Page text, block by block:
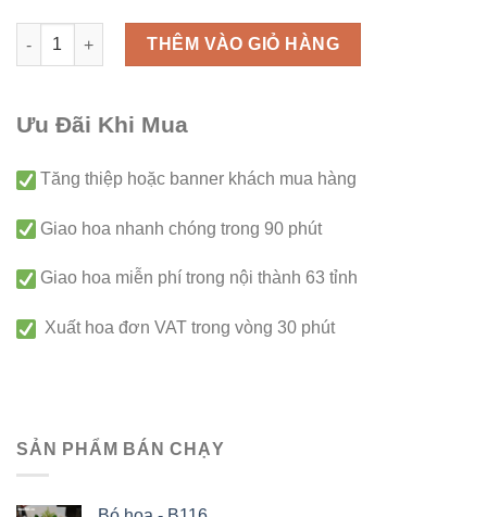
Bó hoa - G214 số lượng
THÊM VÀO GIỎ HÀNG
Ưu Đãi Khi Mua
Tăng thiệp hoặc banner khách mua hàng
Giao hoa nhanh chóng trong 90 phút
Giao hoa miễn phí trong nội thành 63 tỉnh
Xuất hoa đơn VAT trong vòng 30 phút
SẢN PHẨM BÁN CHẠY